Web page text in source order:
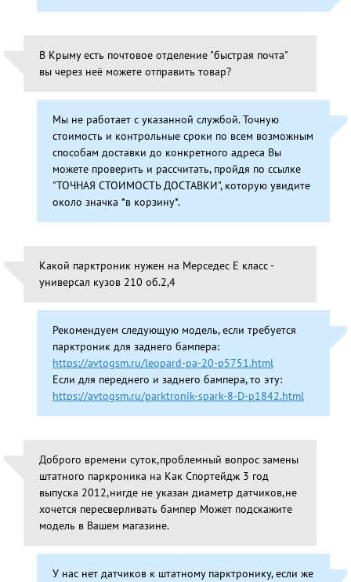
В Крыму есть почтовое отделение "быстрая почта"
вы через неё можете отправить товар?
Мы не работает с указанной службой. Точную
стоимость и контрольные сроки по всем возможным
способам доставки до конкретного адреса Вы
можете проверить и рассчитать, пройдя по ссылке
"ТОЧНАЯ СТОИМОСТЬ ДОСТАВКИ", которую увидите
около значка *в корзину*.
Какой парктроник нужен на Мерседес Е класс -
универсал кузов 210 об.2,4
Рекомендуем следующую модель, если требуется
парктроник для заднего бампера:
https://avtogsm.ru/leopard-pa-20-p5751.html
Если для переднего и заднего бампера, то эту:
https://avtogsm.ru/parktronik-spark-8-D-p1842.html
Доброго времени суток,проблемный вопрос замены
штатного паркроника на Как Спортейдж 3 год
выпуска 2012,нигде не указан диаметр датчиков,не
хочется пересверливать бампер Может подскажите
модель в Вашем магазине.
У нас нет датчиков к штатному парктронику, если же